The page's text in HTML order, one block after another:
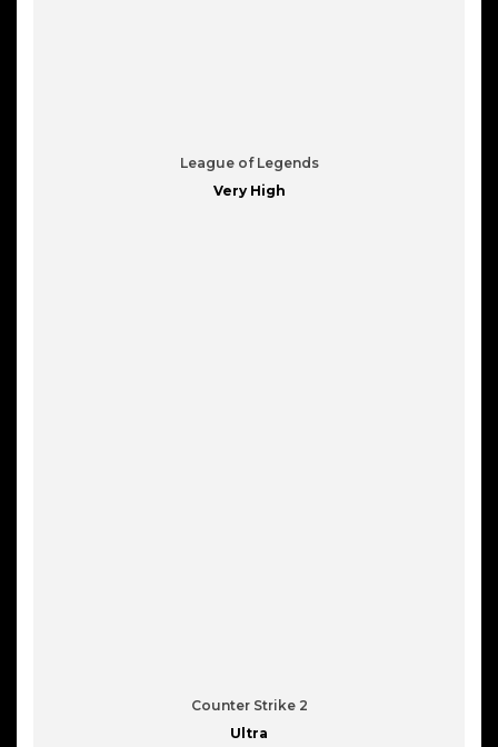
League of Legends
Very High
Counter Strike 2
Ultra